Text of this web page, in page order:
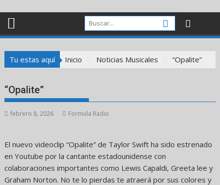
Tu estas aquí Inicio Noticias Musicales “Opalite”
“Opalite”
febrero 8, 2026 Formula Radio
El nuevo videoclip “Opalite” de Taylor Swift ha sido estrenado
en Youtube por la cantante estadounidense con
colaboraciones importantes como Lewis Capaldi, Greeta lee y
Graham Norton. No te lo pierdas te atraerá por sus colores y